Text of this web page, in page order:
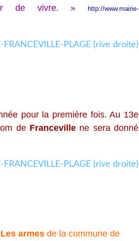
de vivre. »
http://www.mairie-
pour la première fois. Au 13e
de Francevillene sera donné
Les armes de la commune de